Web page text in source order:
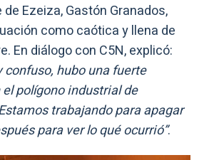
Ezeiza, Gastón Granados,
como caótica y llena de
En diálogo con C5N, explicó:
confuso, hubo una fuerte
polígono industrial de
trabajando para apagar
para ver lo qué ocurrió”.